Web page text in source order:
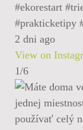
#ekorestart
#prakticketipy
2 dni ago
View on
1/6